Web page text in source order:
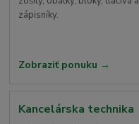
zápisníky.
Zobraziť ponuku
Kancelárska technika